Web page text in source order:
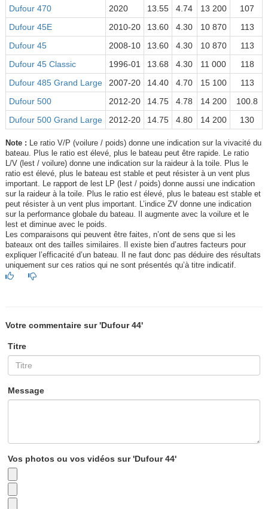
Dufour 470 2020 13.55 4.74 13 200
107
Dufour 45E
2010-20 13.60 4.30 10 870
113
Dufour 45
2008-10 13.60 4.30 10 870
113
Dufour 45 Classic
1996-01 13.68 4.30 11 000
118
Dufour 485 Grand Large
2007-20 14.40 4.70 15 100
113
Dufour 500
2012-20 14.75 4.78 14 200
100.8
Dufour 500 Grand Large
2012-20 14.75 4.80 14 200 130
Note : Le ratio V/P (voilure / poids) donne une indication sur la vivacité du
bateau. Plus le ratio est élevé, plus le bateau peut être rapide. Le ratio
L/V (lest / voilure) donne une indication sur la raideur à la toile. Plus le
ratio est élevé, plus le bateau est stable et peut résister à un vent plus
important. Le rapport de lest LP (lest / poids) donne aussi une indication
sur la raideur à la toile. Plus le ratio est élevé, plus le bateau est stable et
peut résister à un vent plus important. L’indice ZV donne une indication
sur la performance globale du bateau. Il augmente avec la voilure et le
lest et diminue avec le poids.
Les comparaisons qui peuvent être faites, n’ont de sens que si les
bateaux ont des tailles similaires. Il existe bien d’autres facteurs pour
expliquer l’efficacité d’un bateau. Il ne faut donc pas déduire des résultats
uniquement sur ces ratios qui ne sont présentés qu’à titre indicatif.
Votre commentaire sur 'Dufour 44'
Titre
Message
Vos photos ou vos vidéos sur 'Dufour 44'